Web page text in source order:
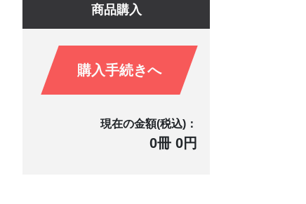
商品購入
購入手続きへ
現在の金額(税込)：
0冊 0円